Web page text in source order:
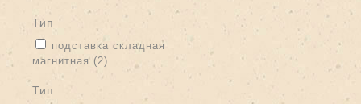
тип
Apply подставка складная магнитная filter
подставка складная
магнитная (2) Apply подставка складная магнитная filter
тип